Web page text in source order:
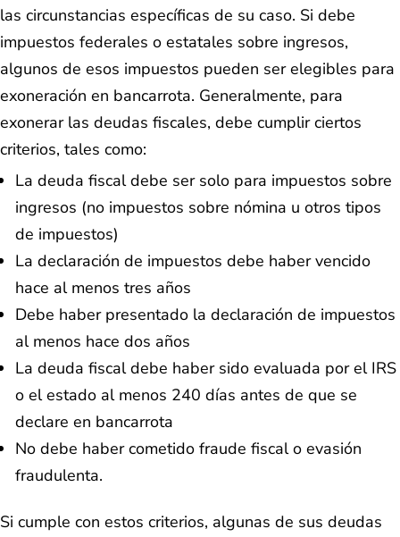
las circunstancias específicas de su caso. Si debe
impuestos federales o estatales sobre ingresos,
algunos de esos impuestos pueden ser elegibles para
exoneración en bancarrota. Generalmente, para
exonerar las deudas fiscales, debe cumplir ciertos
criterios, tales como:
La deuda fiscal debe ser solo para impuestos sobre
ingresos (no impuestos sobre nómina u otros tipos
de impuestos)
La declaración de impuestos debe haber vencido
hace al menos tres años
Debe haber presentado la declaración de impuestos
al menos hace dos años
La deuda fiscal debe haber sido evaluada por el IRS
o el estado al menos 240 días antes de que se
declare en bancarrota
No debe haber cometido fraude fiscal o evasión
fraudulenta.
Si cumple con estos criterios, algunas de sus deudas